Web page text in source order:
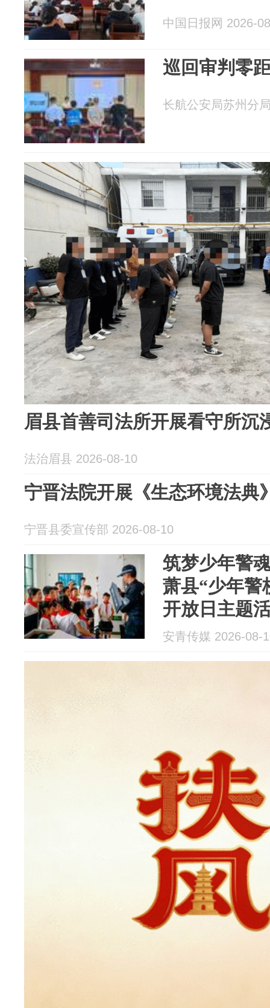
中国日报网 2026-
巡回审判零
长航公安局苏州分
眉县首善司法所开展看守所沉
法治眉县 2026-08-10
宁晋法院开展《生态环境法典
宁晋县委宣传部 2026-08-10
筑梦少年警
萧县“少年警
开放日主题
安青传媒 2026-08-